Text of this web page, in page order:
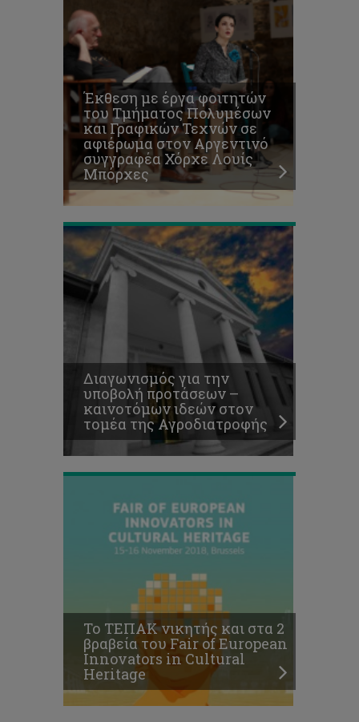
Έκθεση με έργα φοιτητών
του Τμήματος Πολυμέσων
και Γραφικών Τεχνών σε
αφιέρωμα στον Αργεντινό
συγγραφέα Χόρχε Λουίς
Μπόρχες
Διαγωνισμός
για
την
υποβολή
προτάσεων
–
καινοτόμων
ιδεών
στον
τομέα
της
Αγροδιατροφής
Διαγωνισμός για την
υποβολή προτάσεων –
καινοτόμων ιδεών στον
τομέα της Αγροδιατροφής
Το
ΤΕΠΑΚ
νικητής
και
στα
2
του
Fair
of
European
Innovators
in
Cultural
Heritage
Το ΤΕΠΑΚ νικητής και στα 2
βραβεία του Fair of European
Innovators in Cultural
Heritage